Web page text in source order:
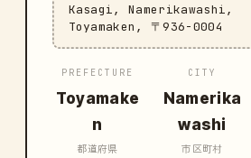
Kasagi, Namerikawashi,
Toyamaken, 〒936-0004
PREFECTURE
Toyamake
n
都道府県
CITY
Namerika
washi
市区町村